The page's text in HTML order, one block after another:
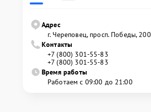
Адрес
г. Череповец, просп. Победы, 200
Контакты
+7 (800) 301-55-83
+7 (800) 301-55-83
Время работы
Работаем с 09:00 до 21:00